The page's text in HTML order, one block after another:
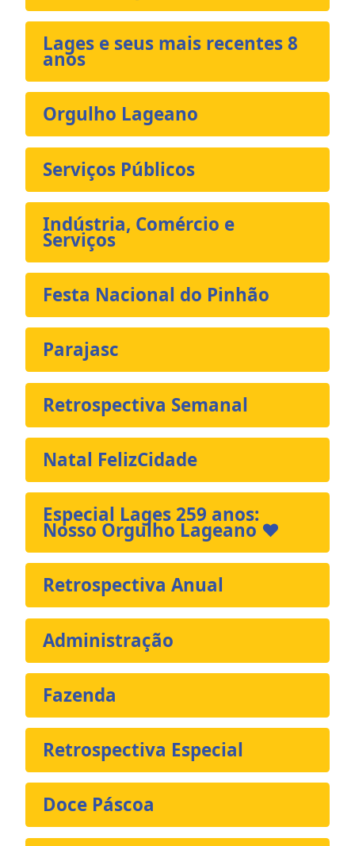
Lages e seus mais recentes 8
anos
Orgulho Lageano
Serviços Públicos
Indústria, Comércio e
Serviços
Festa Nacional do Pinhão
Parajasc
Retrospectiva Semanal
Natal FelizCidade
Especial Lages 259 anos:
Nosso Orgulho Lageano ❤️
Retrospectiva Anual
Administração
Fazenda
Retrospectiva Especial
Doce Páscoa